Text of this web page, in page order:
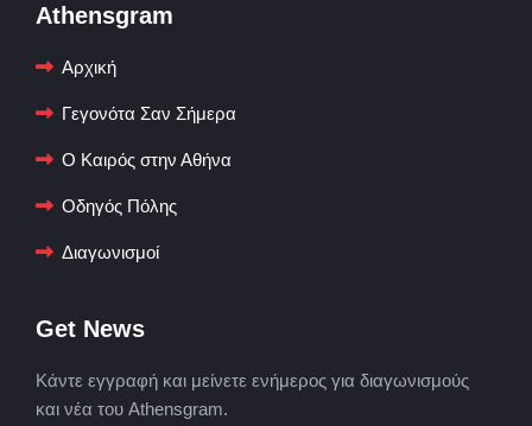
Athensgram
Αρχική
Γεγονότα Σαν Σήμερα
Ο Καιρός στην Αθήνα
Οδηγός Πόλης
Διαγωνισμοί
Get News
Κάντε εγγραφή και μείνετε ενήμερος για διαγωνισμούς
και νέα του Athensgram.